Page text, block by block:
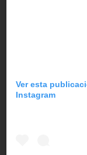
Ver esta
Instagram